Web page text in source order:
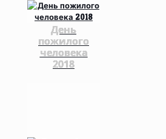
День
пожилого
человека
2018